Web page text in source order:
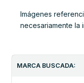
Imágenes
necesariamente la
MARCA BUSCADA: